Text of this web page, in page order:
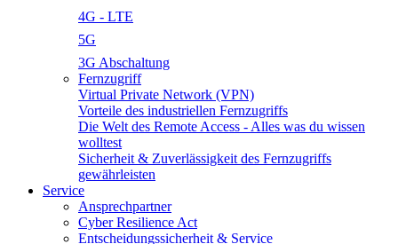
4G - LTE
5G
3G Abschaltung
Fernzugriff
Virtual Private Network (VPN)
Vorteile des industriellen Fernzugriffs
Die Welt des Remote Access - Alles was du wissen
wolltest
Sicherheit & Zuverlässigkeit des Fernzugriffs
gewährleisten
Service
Ansprechpartner
Cyber Resilience Act
Entscheidungssicherheit & Service